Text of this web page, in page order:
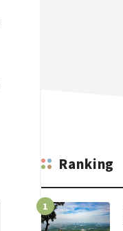
Ranking